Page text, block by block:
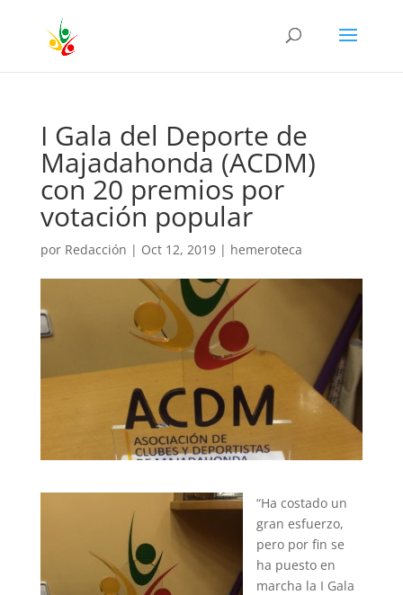
I Gala del Deporte de
Majadahonda (ACDM)
con 20 premios por
votación popular
por Redacción | Oct 12, 2019| hemeroteca
“Ha costado un
gran esfuerzo,
pero por fin se
ha puesto en
marcha la I Gala